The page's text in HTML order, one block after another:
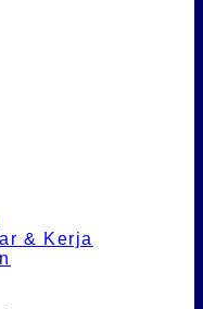
& Kerja